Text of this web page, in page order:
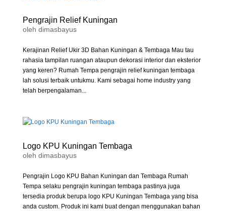
Pengrajin Relief Kuningan
oleh dimasbayus
Kerajinan Relief Ukir 3D Bahan Kuningan & Tembaga Mau tau
rahasia tampilan ruangan ataupun dekorasi interior dan eksterior
yang keren? Rumah Tempa pengrajin relief kuningan tembaga
lah solusi terbaik untukmu. Kami sebagai home industry yang
telah berpengalaman...
Logo KPU Kuningan Tembaga
oleh dimasbayus
Pengrajin Logo KPU Bahan Kuningan dan Tembaga Rumah
Tempa selaku pengrajin kuningan tembaga pastinya juga
tersedia produk berupa logo KPU Kuningan Tembaga yang bisa
anda custom. Produk ini kami buat dengan menggunakan bahan